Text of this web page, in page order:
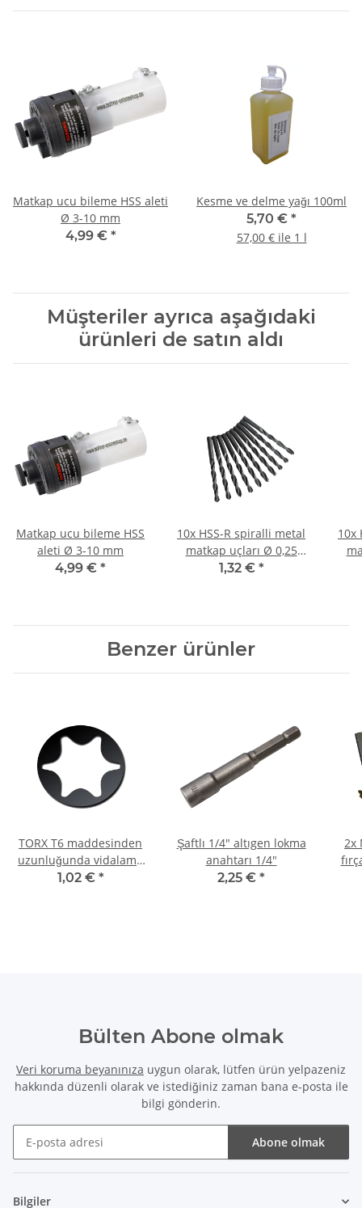
Matkap ucu bileme HSS aleti
Ø 3-10 mm
4,99 € *
Kesme ve delme yağı 100ml
5,70 € *
57,00 € ile 1 l
Müşteriler ayrıca aşağıdaki
ürünleri de satın aldı
Matkap ucu bileme HSS
aleti Ø 3-10 mm
4,99 € *
10x HSS-R spiralli metal
matkap uçları Ø 0,25
mm
1,32 € *
10x
Benzer ürünler
TORX T6 maddesinden
uzunluğunda vidalama
ucu 25 mm
1,02 € *
Şaftlı 1/4" altıgen lokma
anahtarı 1/4"
2,25 € *
2x
Bülten Abone olmak
Veri koruma beyanınıza uygun olarak, lütfen ürün yelpazeniz
hakkında düzenli olarak ve istediğiniz zaman bana e-posta ile
bilgi gönderin.
Abone olmak
Bilgiler